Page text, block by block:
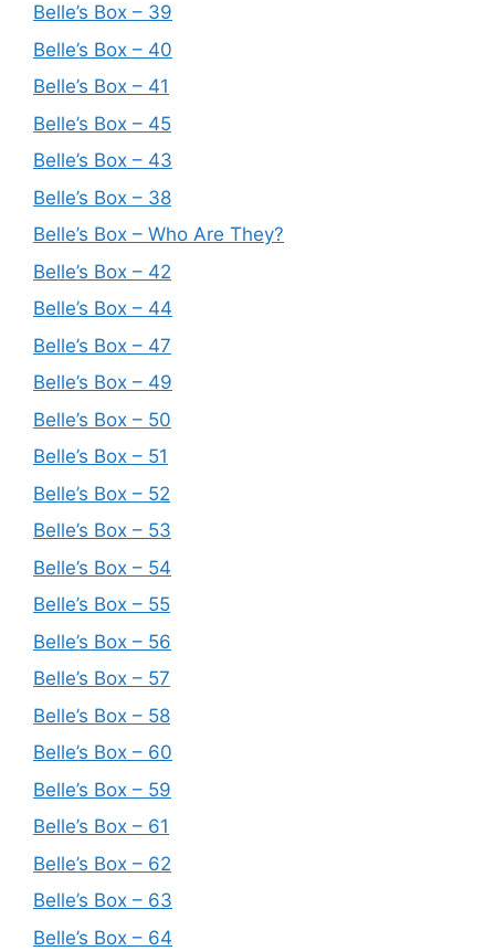
Belle’s Box – 39
Belle’s Box – 40
Belle’s Box – 41
Belle’s Box – 45
Belle’s Box – 43
Belle’s Box – 38
Belle’s Box – Who Are They?
Belle’s Box – 42
Belle’s Box – 44
Belle’s Box – 47
Belle’s Box – 49
Belle’s Box – 50
Belle’s Box – 51
Belle’s Box – 52
Belle’s Box – 53
Belle’s Box – 54
Belle’s Box – 55
Belle’s Box – 56
Belle’s Box – 57
Belle’s Box – 58
Belle’s Box – 60
Belle’s Box – 59
Belle’s Box – 61
Belle’s Box – 62
Belle’s Box – 63
Belle’s Box – 64